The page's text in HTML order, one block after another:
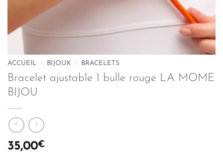
ACCUEIL / BIJOUX / BRACELETS
Bracelet ajustable 1 bulle rouge LA MOME
BIJOU
35,00€